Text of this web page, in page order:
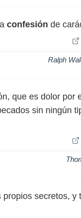
confesión de
Ralph
que es dolor por
sin ningún
secretos, y